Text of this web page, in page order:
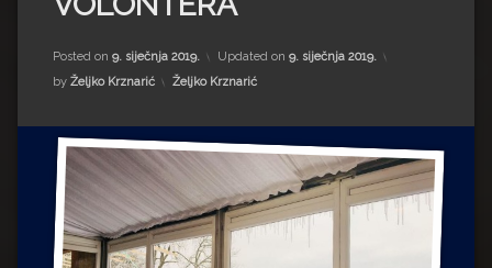
Impressum
Milenko Strižak
Drugi autori
Drugi autori
Ljiljana Lekanić-Kljaić
Željko Krznarić
Posted on 9. siječnja 2019. Updated on 9. siječnja 2019.
by Željko Krznarić Kategorije:
Željko Krznarić